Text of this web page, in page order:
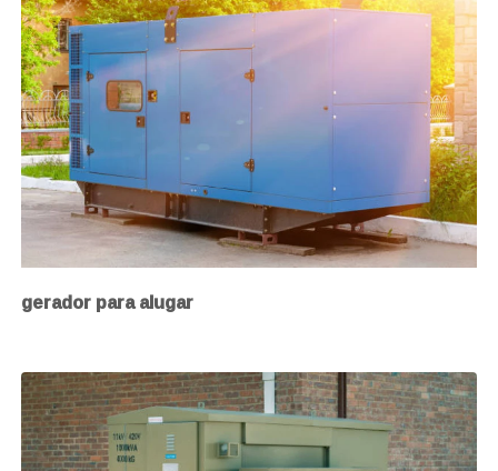
gerador para alugar